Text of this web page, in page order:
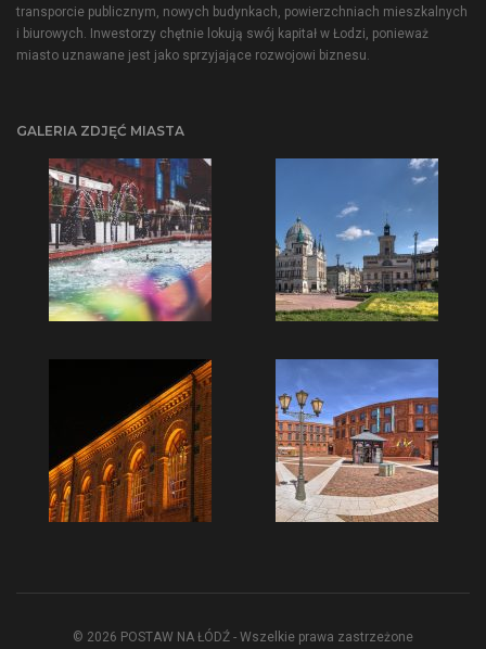
transporcie publicznym, nowych budynkach, powierzchniach mieszkalnych
i biurowych. Inwestorzy chętnie lokują swój kapitał w Łodzi, ponieważ
miasto uznawane jest jako sprzyjające rozwojowi biznesu.
GALERIA ZDJĘĆ MIASTA
© 2026 POSTAW NA ŁÓDŹ - Wszelkie prawa zastrzeżone